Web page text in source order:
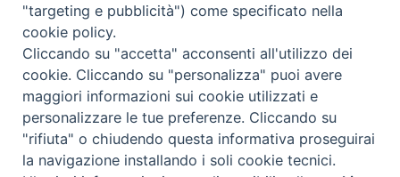
Copyright © 2019 - Tutti i diritti riservati - Vita
Trentina Editrice
Privacy Policy
Torna
"targeting e pubblicità") come specificato nella
cookie policy.
Cliccando su "accetta" acconsenti all'utilizzo dei
cookie. Cliccando su "personalizza" puoi avere
maggiori informazioni sui cookie utilizzati e
personalizzare le tue preferenze. Cliccando su
"rifiuta" o chiudendo questa informativa proseguirai
la navigazione installando i soli cookie tecnici.